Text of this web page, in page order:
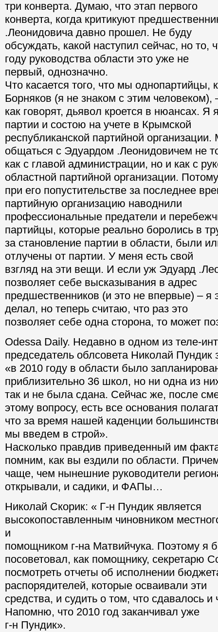
три конверта. Думаю, что этап первого
конверта, когда критикуют
.Леонидовича давно прошел. Не буду
обсуждать, какой наступил сейчас, но то,
году руководства области это уже не
первый, однозначно.
Что касается того, что мы однопартийцы,
Борняков (я не знаком с этим человеком),
как говорят, дьявол кроется в нюансах. Я
партии и состою на учете в Крымской
республиканской партийной организации.
общаться с Эдуардом .Леонидовичем не
как с главой администрации, но и как с
областной партийной организации.
при его попустительстве за последнее
партийную организацию наводнили
профессиональные предатели и
партийцы, которые реально боролись в
за становление партии в области, были
отлучены от партии. У меня есть свой
взгляд на эти вещи. И если уж Эдуард
позволяет себе высказывания в адрес
предшественников (и это не впервые) – я
делал, но теперь считаю, что раз это
позволяет себе одна сторона, то может
Odessa Daily. Недавно в одном из теле-
председатель облсовета Николай Пундик
«в 2010 году в области было
приблизительно 36 школ, но ни одна из
так и не была сдана. Сейчас же, после
этому вопросу, есть все основания
что за время нашей каденции
мы введем в строй».
Насколько правдив приведенный им
помним, как вы ездили по области.
чаще, чем нынешние руководители
открывали, и садики, и ФАПы…
Николай Скорик: « Г-н Пундик является
высокопоставленным чиновником
и
помощником г-на Матвийчука. Поэтому я
посоветовал, как помощнику, секретарю
посмотреть отчеты об исполнении
распорядителей, которые осваивали эти
средства, и судить о том, что сдавалось и
Напомню, что 2010 год заканчивал уже
г-н Пундик».